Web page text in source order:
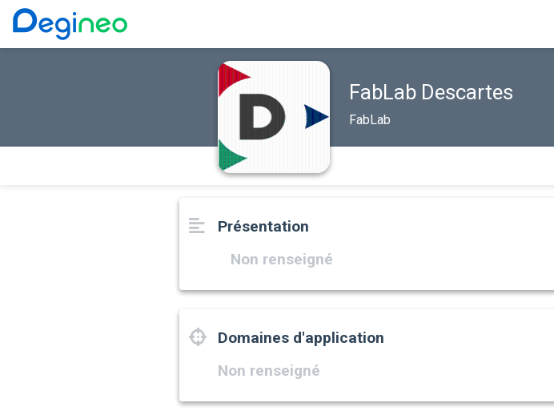
FabLab Descartes
FabLab
Présentation
Non renseigné
Domaines d'application
Non renseigné